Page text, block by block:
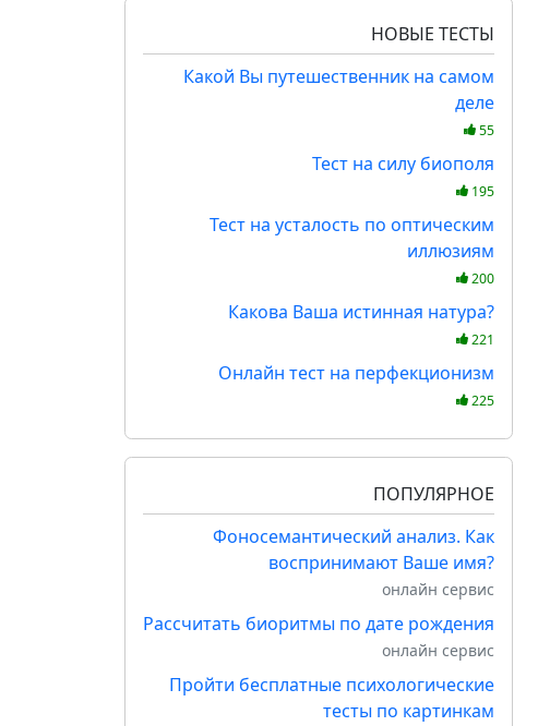
НОВЫЕ ТЕСТЫ
Какой Вы путешественник на самом
деле
55
Тест на силу биополя
195
Тест на усталость по оптическим
иллюзиям
200
Какова Ваша истинная натура?
221
Онлайн тест на перфекционизм
225
ПОПУЛЯРНОЕ
Фоносемантический анализ. Как
воспринимают Ваше имя?
онлайн сервис
Рассчитать биоритмы по дате рождения
онлайн сервис
Пройти бесплатные психологические
тесты по картинкам